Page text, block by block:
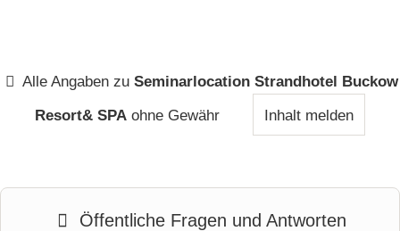
Alle Angaben zu Seminarlocation Strandhotel Buckow
Resort& SPA ohne Gewähr Inhalt melden
Öffentliche Fragen und Antworten